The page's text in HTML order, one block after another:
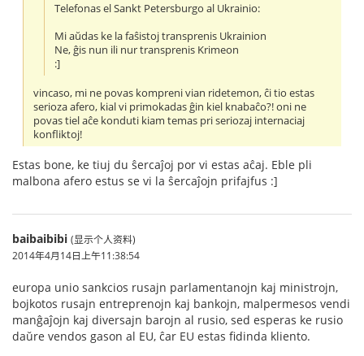
Telefonas el Sankt Petersburgo al Ukrainio:
Mi aŭdas ke la faŝistoj transprenis Ukrainion
Ne, ĝis nun ili nur transprenis Krimeon
:]
vincaso, mi ne povas kompreni vian ridetemon, ĉi tio estas
serioza afero, kial vi primokadas ĝin kiel knabaĉo?! oni ne
povas tiel aĉe konduti kiam temas pri seriozaj internaciaj
konfliktoj!
Estas bone, ke tiuj du ŝercaĵoj por vi estas aĉaj. Eble pli
malbona afero estus se vi la ŝercaĵojn prifajfus :]
baibaibibi (显示个人资料)
2014年4月14日上午11:38:54
europa unio sankcios rusajn parlamentanojn kaj ministrojn,
bojkotos rusajn entreprenojn kaj bankojn, malpermesos vendi
manĝaĵojn kaj diversajn barojn al rusio, sed esperas ke rusio
daŭre vendos gason al EU, ĉar EU estas fidinda kliento.